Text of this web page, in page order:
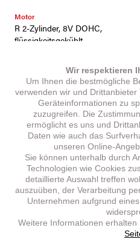
Motor
R 2-Zylinder, 8V DOHC,
flüssigkeitsgekühlt
Kraftstofftankinhalt
Länge / Breite / Höhe
2267 / 810 / 1435 mm
890 mm
Höchstgeschwindigkeit
180 km/h
Wir respektieren
Um Ihnen die bestmögliche
verwenden wir und
Geräteinformationen zu
zuzugreifen. Die
ermöglicht es uns und
Daten wie auch das
unseren Online-
Sie können unterhalb durch
Technologien wie Cookies
detaillierte Auswahl treffen
auszuüben, der Verarbeitung
Unternehmen aufgrund
Weitere Informationen erhalten